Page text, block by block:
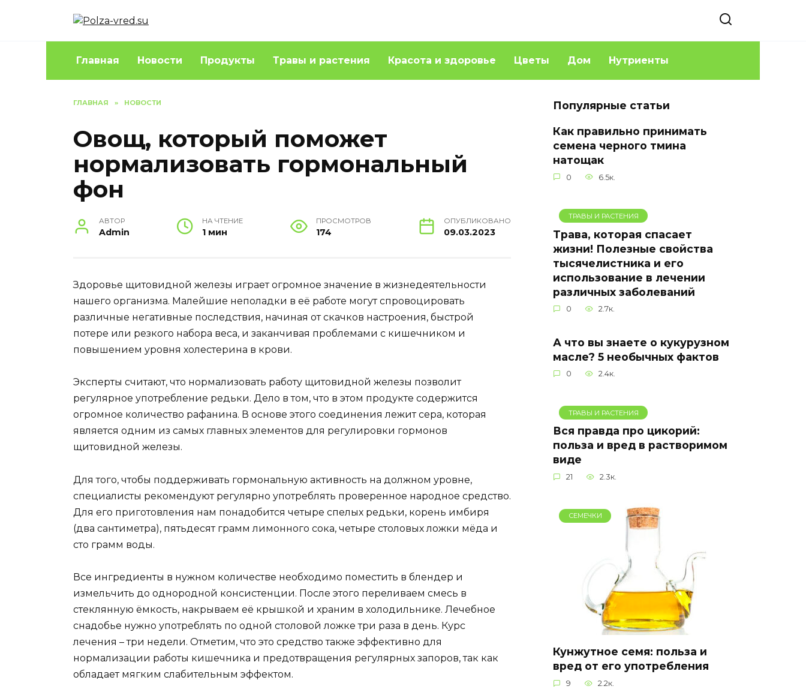
Главная Новости Продукты Травы и растения Красота и здоровье Цветы Дом Нутриенты
ГЛАВНАЯ » НОВОСТИ
Овощ, который поможет
нормализовать гормональный
фон
АВТОР
Admin
НА ЧТЕНИЕ
1 мин
ПРОСМОТРОВ
174
ОПУБЛИКОВАНО
09.03.2023
Здоровье щитовидной железы играет огромное значение в жизнедеятельности
нашего организма. Малейшие неполадки в её работе могут спровоцировать
различные негативные последствия, начиная от скачков настроения, быстрой
потере или резкого набора веса, и заканчивая проблемами с кишечником и
повышением уровня холестерина в крови.
Эксперты считают, что нормализовать работу щитовидной железы позволит
регулярное употребление редьки. Дело в том, что в этом продукте содержится
огромное количество рафанина. В основе этого соединения лежит сера, которая
является одним из самых главных элементов для регулировки гормонов
щитовидной железы.
Для того, чтобы поддерживать гормональную активность на должном уровне,
специалисты рекомендуют регулярно употреблять проверенное народное средство.
Для его приготовления нам понадобится четыре спелых редьки, корень имбиря
(два сантиметра), пятьдесят грамм лимонного сока, четыре столовых ложки мёда и
сто грамм воды.
Все ингредиенты в нужном количестве необходимо поместить в блендер и
измельчить до однородной консистенции. После этого переливаем смесь в
стеклянную ёмкость, накрываем её крышкой и храним в холодильнике. Лечебное
снадобье нужно употреблять по одной столовой ложке три раза в день. Курс
лечения – три недели. Отметим, что это средство также эффективно для
нормализации работы кишечника и предотвращения регулярных запоров, так как
обладает мягким слабительным эффектом.
Популярные статьи
Как правильно принимать
семена черного тмина
натощак
0 6.5к.
ТРАВЫ И РАСТЕНИЯ
Трава, которая спасает
жизни! Полезные свойства
тысячелистника и его
использование в лечении
различных заболеваний
0 2.7к.
А что вы знаете о кукурузном
масле? 5 необычных фактов
0 2.4к.
ТРАВЫ И РАСТЕНИЯ
Вся правда про цикорий:
польза и вред в растворимом
виде
21 2.3к.
СЕМЕЧКИ
Кунжутное семя: польза и
вред от его употребления
9 2.2к.